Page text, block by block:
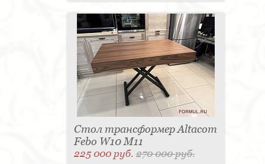
Стол трансформер Altacom
Febo W10 M11
225 000 руб.270 000 руб.